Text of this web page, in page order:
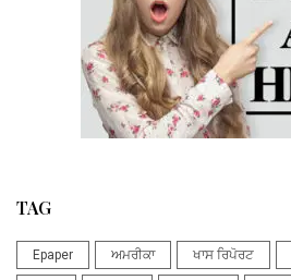
TAG
Epaper ਅਮਰੀਕਾ ਖਾਸ ਰਿਪੋਰਟ